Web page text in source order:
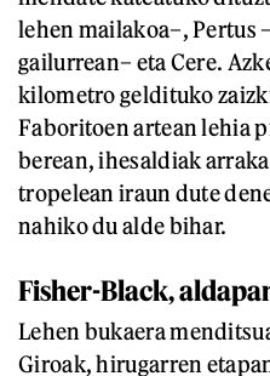
lehen mailakoa–, Pertus
gailurrean– eta Cere.
kilometro geldituko
Faboritoen artean lehia
berean, ihesaldiak
tropelean iraun dute
nahiko du alde bihar.
Fisher-Black,
Lehen bukaera
Giroak, hirugarren